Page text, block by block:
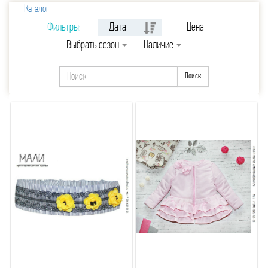
42 44
46
56-62 60
72 76
80 84
88 92
Каталог
Фильтры: Дата
Цена
Выбрать сезон
Наличие
Поиск